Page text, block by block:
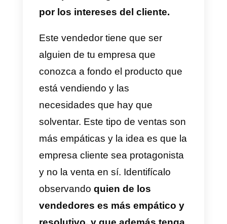
estrategia de networking
tienen tus vendedores.
12) Elección de las empresas
target, basada en señales
Las empresas clientes dan
señales para indicar si es viable
no que se concrete una venta.
vendedor entrenado debe ser
capaz de detectar estas señales,